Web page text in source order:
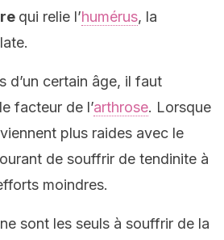
qui relie l’humérus, la
d’un certain âge, il faut
facteur de l’arthrose. Lorsque
plus raides avec le
de souffrir de tendinite à
moindres.
sont les seuls à souffrir de la